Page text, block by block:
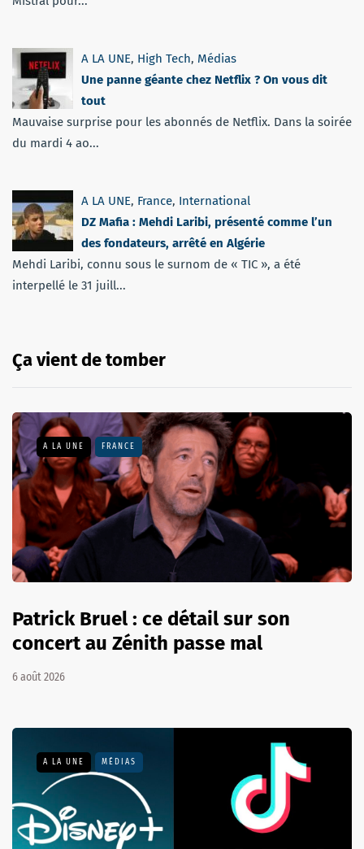
A LA UNE, High Tech, Médias
Une panne géante chez Netflix ? On vous dit
tout
Mauvaise surprise pour les abonnés de Netflix. Dans la soirée
du mardi 4 ao...
A LA UNE, France, International
DZ Mafia : Mehdi Laribi, présenté comme l’un
des fondateurs, arrêté en Algérie
Mehdi Laribi, connu sous le surnom de « TIC », a été
interpellé le 31 juill...
Ça vient de tomber
A LA UNE FRANCE
Patrick Bruel : ce détail sur son
concert au Zénith passe mal
6 août 2026
A LA UNE MÉDIAS